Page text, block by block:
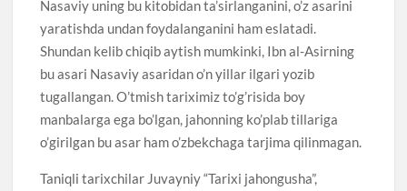
Nasaviy uning bu kitobidan ta’sirlanganini, o’z asarini
yaratishda undan foydalanganini ham eslatadi.
Shundan kelib chiqib aytish mumkinki, Ibn al-Asirning
bu asari Nasaviy asaridan o’n yillar ilgari yozib
tugallangan. O’tmish tariximiz to’g’risida boy
manbalarga ega bo’lgan, jahonning ko’plab tillariga
o’girilgan bu asar ham o’zbekchaga tarjima qilinmagan.
Taniqli tarixchilar Juvayniy “Tarixi jahongusha”,